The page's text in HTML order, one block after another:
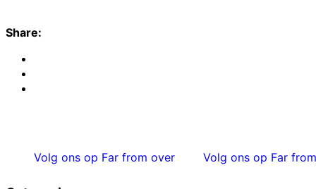
Share:
Volg ons op Far from over Volg ons op Far